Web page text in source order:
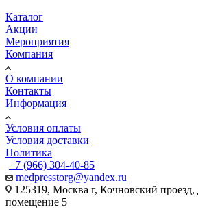
Каталог
Акции
Мероприятия
Компания
О компании
Контакты
Информация
Условия оплаты
Условия доставки
Политика
+7 (966) 304-40-85
medpresstorg@yandex.ru
125319, Москва г, Кочновский проезд,
помещение 5